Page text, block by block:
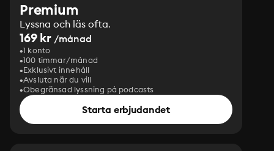
Premium
Lyssna och läs ofta.
169 kr /månad
1 konto
100 timmar/månad
Exklusivt innehåll
Avsluta när du vill
Obegränsad lyssning på podcasts
Starta erbjudandet